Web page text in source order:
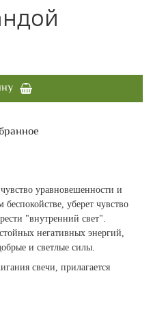
уравновешенности и
уберет чувство
"внутренний свет".
негативных энергий,
и светлые силы.
свечи, прилагается